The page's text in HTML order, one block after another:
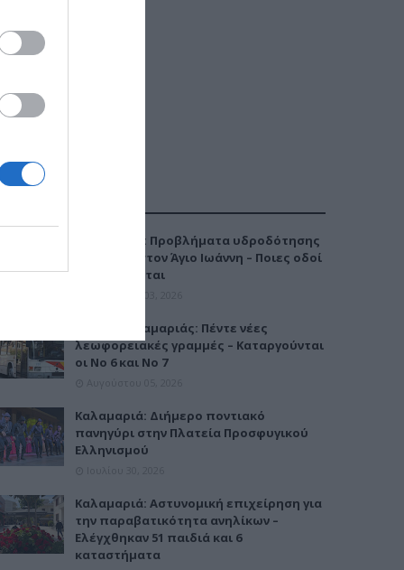
Καλαμαριά: Προβλήματα υδροδότησης
την Τρίτη στον Άγιο Ιωάννη – Ποιες οδοί
επηρεάζονται
Μετρό Καλαμαριάς: Πέντε νέες
λεωφορειακές γραμμές – Καταργούνται
οι Νο 6 και Νο 7
Καλαμαριά: Διήμερο ποντιακό
πανηγύρι στην Πλατεία Προσφυγικού
Ελληνισμού
Καλαμαριά: Αστυνομική επιχείρηση για
την παραβατικότητα ανηλίκων –
Ελέγχθηκαν 51 παιδιά και 6
καταστήματα